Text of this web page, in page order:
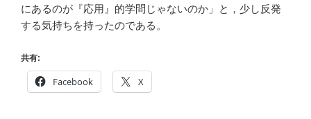
にあるのが『応用』的学問じゃないのか」と，少し反発
する気持ちを持ったのである。
共有:
Facebook X